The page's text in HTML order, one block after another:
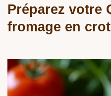
Préparez votre
fromage en